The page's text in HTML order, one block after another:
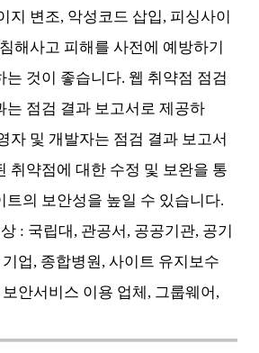
지 변조, 악성코드 삽입, 피싱사이
해사고 피해를 사전에 예방하기
는 것이 좋습니다. 웹 취약점 점검
는 점검 결과 보고서로 제공하
자 및 개발자는 점검 결과 보고서
취약점에 대한 수정 및 보완을 통
트의 보안성을 높일 수 있습니다.
: 국립대, 관공서, 공공기관, 공기
업, 종합병원, 사이트 유지보수
안서비스 이용 업체, 그룹웨어,